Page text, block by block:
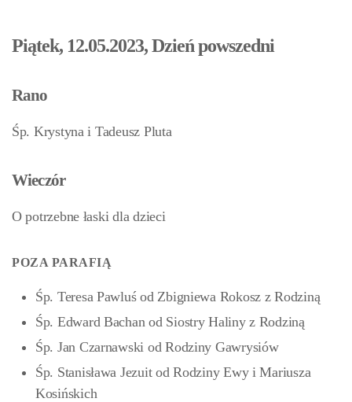
Piątek, 12.05.2023, Dzień powszedni
Rano
Śp. Krystyna i Tadeusz Pluta
Wieczór
O potrzebne łaski dla dzieci
POZA PARAFIĄ
Śp. Teresa Pawluś od Zbigniewa Rokosz z Rodziną
Śp. Edward Bachan od Siostry Haliny z Rodziną
Śp. Jan Czarnawski od Rodziny Gawrysiów
Śp. Stanisława Jezuit od Rodziny Ewy i Mariusza
Kosińskich